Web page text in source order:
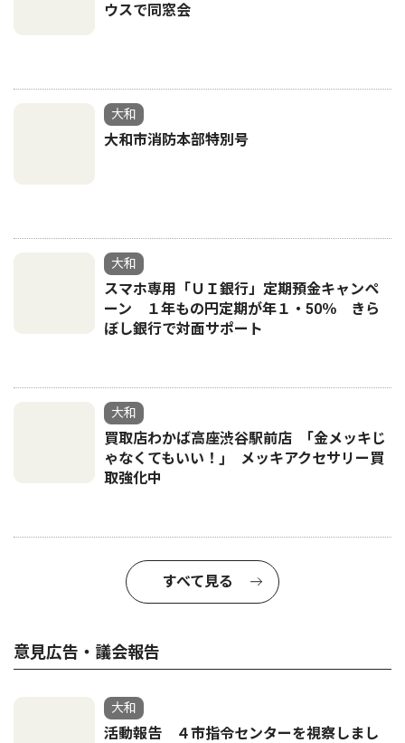
ウスで同窓会
大和
大和市消防本部特別号
大和
スマホ専用「ＵＩ銀行」定期預金キャンペ
ーン １年もの円定期が年１・50％ きら
ぼし銀行で対面サポート
大和
買取店わかば高座渋谷駅前店 ｢金メッキじ
ゃなくてもいい！｣ メッキアクセサリー買
取強化中
すべて見る
意見広告・議会報告
大和
活動報告 ４市指令センターを視察しまし